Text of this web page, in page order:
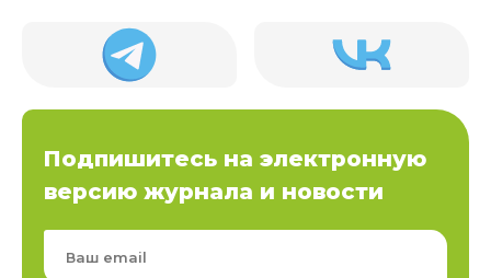
Подпишитесь на электронную
версию журнала и новости